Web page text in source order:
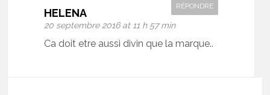
HELENA
20 septembre 2016 at 11 h 57 min
RÉPONDRE
Ca doit etre aussi divin que la marque..